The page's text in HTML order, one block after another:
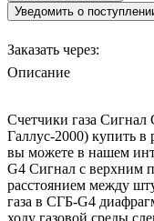
Уведомить о
Заказать через:
Описание
Счетчики газа
Галлус-2000) купить
вы можете в нашем
G4 Сигнал с верхним
расстоянием между
газа в СГБ-G4
ходу газовой среды